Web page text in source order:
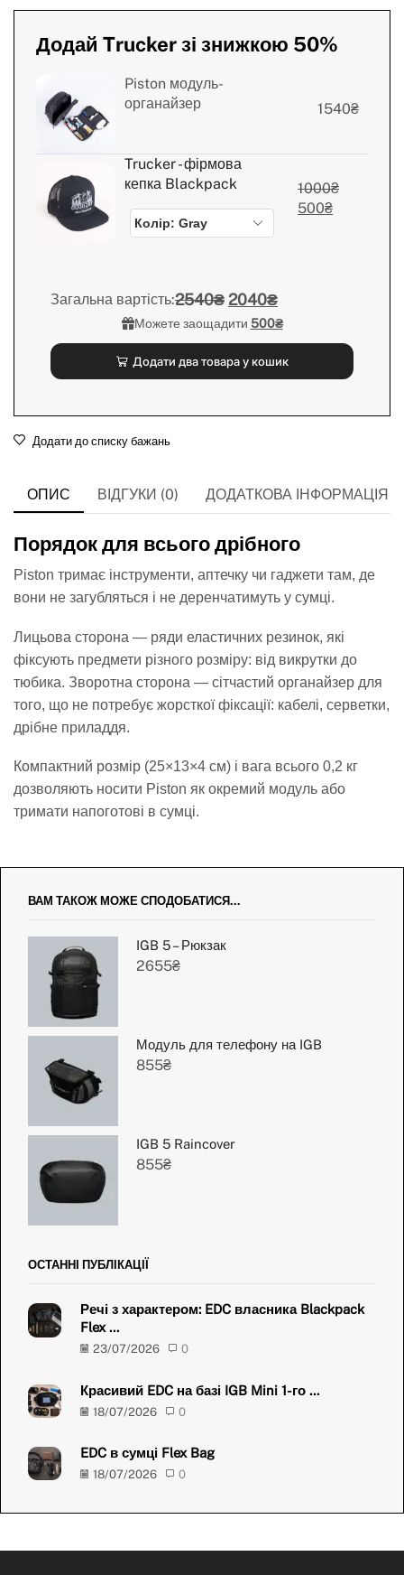
Додай Trucker зі знижкою 50%
Piston модуль-
органайзер
1540₴
Trucker - фірмова
кепка Blackpack
1000₴
500₴
Загальна вартість:2540₴ 2040₴
Можете заощадити 500₴
Додати два товара у кошик
Додати до списку бажань
ОПИС ВІДГУКИ (0) ДОДАТКОВА ІНФОРМАЦІЯ
Порядок для всього дрібного
Piston тримає інструменти, аптечку чи гаджети там, де
вони не загубляться і не деренчатимуть у сумці.
Лицьова сторона — ряди еластичних резинок, які
фіксують предмети різного розміру: від викрутки до
тюбика. Зворотна сторона — сітчастий органайзер для
того, що не потребує жорсткої фіксації: кабелі, серветки,
дрібне приладдя.
Компактний розмір (25×13×4 см) і вага всього 0,2 кг
дозволяють носити Piston як окремий модуль або
тримати напоготові в сумці.
ВАМ ТАКОЖ МОЖЕ СПОДОБАТИСЯ...
IGB 5 – Рюкзак
2655₴
Модуль для телефону на IGB​
855₴
IGB 5 Raincover
855₴
ОСТАННІ ПУБЛІКАЦІЇ
Речі з характером: EDC власника Blackpack
Flex ...
23/07/2026 0
Красивий EDC на базі IGB Mini 1-го ...
18/07/2026 0
EDC в сумці Flex Bag
18/07/2026 0